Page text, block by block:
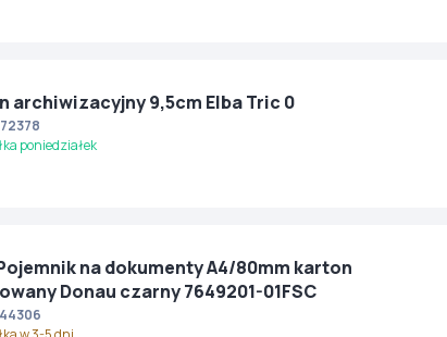
archiwizacyjny 9,5cm Elba Tric 0
poniedziałek
na dokumenty A4/80mm karton
Donau czarny 7649201-01FSC